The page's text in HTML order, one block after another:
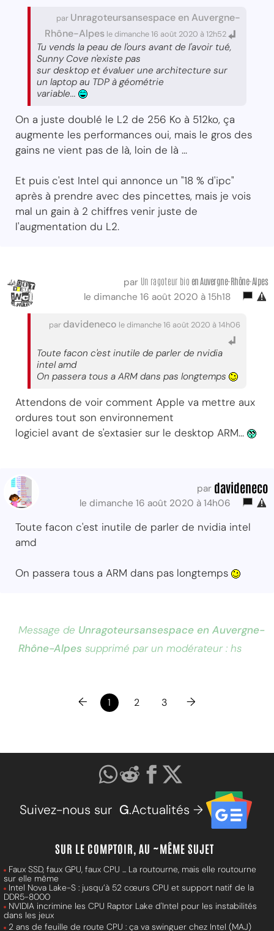
par Unragoteursansespace en Auvergne-
Rhône-Alpes le dimanche 16 août 2020 à 12h52
Tu vends la peau de l'ours avant de l'avoir tué,
Sunny Cove n'existe pas
sur desktop et évaluer une architecture sur
un laptop au TDP à géométrie
variable...
On a juste doublé le L2 de 256 Ko à 512ko, ça
augmente les performances oui, mais le gros des
gains ne vient pas de là, loin de là ...
Et puis c'est Intel qui annonce un "18 % d'ipc"
après à prendre avec des pincettes, mais je vois
mal un gain à 2 chiffres venir juste de
l'augmentation du L2.
par Un ragoteur bio en Auvergne-Rhône-Alpes
le dimanche 16 août 2020 à 15h18
par davideneco le dimanche 16 août 2020 à 14h06
Toute facon c'est inutile de parler de nvidia
intel amd
On passera tous a ARM dans pas longtemps
Attendons de voir comment Apple va mettre aux
ordures tout son environnement
logiciel avant de s'extasier sur le desktop ARM...
par davideneco
le dimanche 16 août 2020 à 14h06
Toute facon c'est inutile de parler de nvidia intel
amd
On passera tous a ARM dans pas longtemps
Message de Unragoteursansespace en Auvergne-
Rhône-Alpes supprimé par un modérateur : hs
← 1 2 3 →
Suivez-nous sur G.Actualités →
SUR LE COMPTOIR, AU ~MÊME SUJET
Faux SSD, faux GPU, faux CPU ... La routourne, mais elle routourne
sur elle même
Intel Nova Lake-S : jusqu’à 52 cœurs CPU et support natif de la
DDR5-8000
NVIDIA incrimine les CPU Raptor Lake d'Intel pour les instabilités
dans les jeux
2 ans de feuille de route CPU : ça va swinguer chez Intel (MAJ)